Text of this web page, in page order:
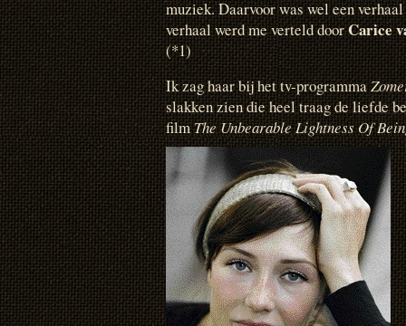
muziek. Daarvoor was wel een
verhaal werd me verteld doorCarice
(*1)
Ik zag haar bij het tv-programma
slakken zien die heel traag de liefde
filmThe Unbearable Lightness Of